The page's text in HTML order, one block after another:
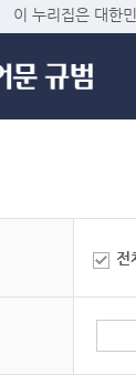
이 누리집은 대한
전